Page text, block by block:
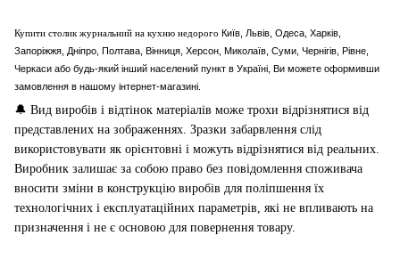
Купити столик журнальний на кухню недорого Київ, Львів, Одеса, Харків,
Запоріжжя, Дніпро, Полтава, Вінниця, Херсон, Миколаїв, Суми, Чернігів, Рівне,
Черкаси або будь-який інший населений пункт в Україні, Ви можете оформивши
замовлення в нашому інтернет-магазині.
🔔 Вид виробів і відтінок матеріалів може трохи відрізнятися від
представлених на зображеннях. Зразки забарвлення слід
використовувати як орієнтовні і можуть відрізнятися від реальних.
Виробник залишає за собою право без повідомлення споживача
вносити зміни в конструкцію виробів для поліпшення їх
технологічних і експлуатаційних параметрів, які не впливають на
призначення і не є основою для повернення товару.